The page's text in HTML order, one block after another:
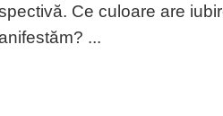
Ce culoare are
...